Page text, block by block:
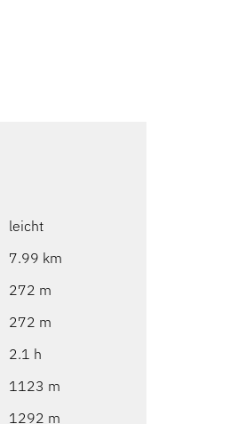
leicht
7.99 km
272 m
272 m
2.1 h
1123 m
1292 m